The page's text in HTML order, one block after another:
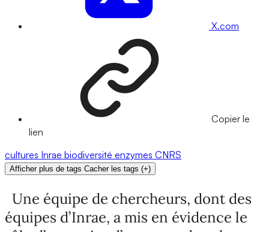
X.com
Copier le
lien
cultures Inrae biodiversité enzymes CNRS
Afficher plus de tags Cacher les tags (+)
Une équipe de chercheurs, dont des
équipes d’Inrae, a mis en évidence le